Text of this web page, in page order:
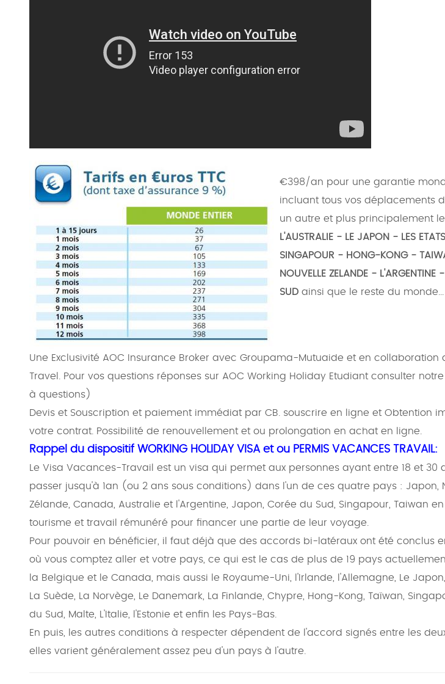
€398/an pour une garantie
incluant tous vos déplacements
un autre et plus principalement
L'AUSTRALIE - LE JAPON - LES
SINGAPOUR - HONG-KONG -
NOUVELLE ZELANDE - L'ARGENTINE
SUD ainsi que le reste du monde...
Une Exclusivité AOC Insurance Broker avec Groupama-Mutuaide et en collaboration
Travel. Pour vos questions réponses sur AOC Working Holiday Etudiant consulter notre
à questions)
Devis et Souscription et paiement immédiat par CB. souscrire en ligne et Obtention
votre contrat. Possibilité de renouvellement et ou prolongation en achat en ligne.
Rappel du dispositif WORKING HOLIDAY VISA et ou PERMIS VACANCES TRAVAIL:
Le Visa Vacances-Travail est un visa qui permet aux personnes ayant entre 18 et 30
passer jusqu'à 1an (ou 2 ans sous conditions) dans l'un de ces quatre pays : Japon,
Zélande, Canada, Australie et l'Argentine, Japon, Corée du Sud, Singapour, Taiwan
tourisme et travail rémunéré pour financer une partie de leur voyage.
Pour pouvoir en bénéficier, il faut déjà que des accords bi-latéraux ont été conclus
où vous comptez aller et votre pays, ce qui est le cas de plus de 19 pays
la Belgique et le Canada, mais aussi le Royaume-Uni, l'Irlande, l'Allemagne, Le Japon,
La Suède, La Norvège, Le Danemark, La Finlande, Chypre, Hong-Kong, Taïwan,
du Sud, Malte, L'Italie, l'Estonie et enfin les Pays-Bas.
En puis, les autres conditions à respecter dépendent de l'accord signés entre les
elles varient généralement assez peu d'un pays à l'autre.